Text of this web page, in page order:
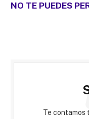
NO TE PUEDES
Te contamos